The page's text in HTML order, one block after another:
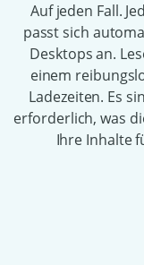
Auf jeden Fall.
passt sich
Desktops an.
einem
Ladezeiten. Es
erforderlich, was
Ihre Inhalte